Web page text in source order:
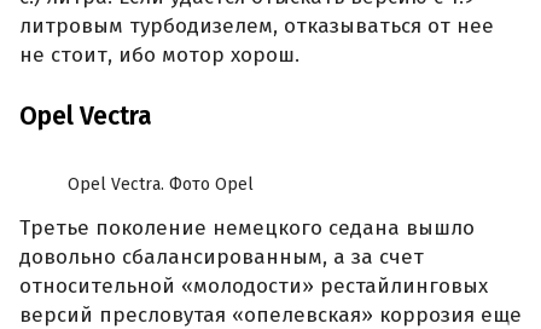
литровым турбодизелем, отказываться от нее
не стоит, ибо мотор хорош.
Opel Vectra
Opel Vectra. Фото Opel
Третье поколение немецкого седана вышло
довольно сбалансированным, а за счет
относительной «молодости» рестайлинговых
версий пресловутая «опелевская» коррозия еще